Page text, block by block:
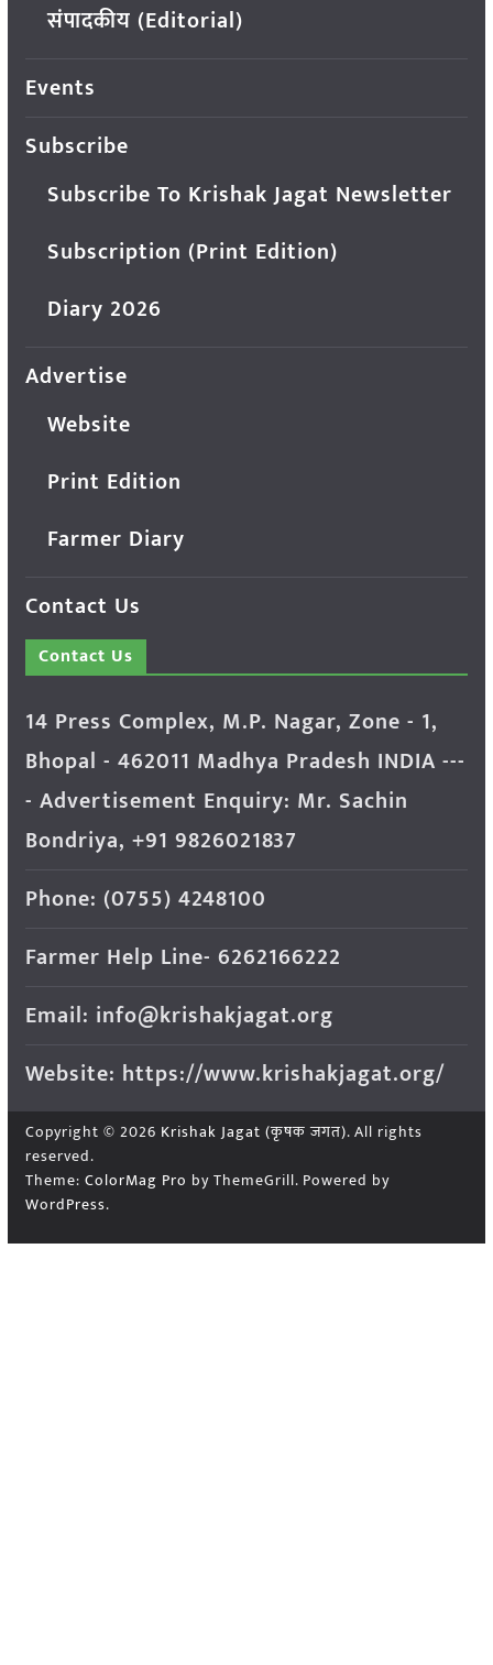
संपादकीय (Editorial)
Events
Subscribe
Subscribe To Krishak Jagat Newsletter
Subscription (Print Edition)
Diary 2026
Advertise
Website
Print Edition
Farmer Diary
Contact Us
Contact Us
14 Press Complex, M.P. Nagar, Zone - 1,
Bhopal - 462011 Madhya Pradesh INDIA ---
- Advertisement Enquiry: Mr. Sachin
Bondriya, +91 9826021837
Phone: (0755) 4248100
Farmer Help Line- 6262166222
Email: info@krishakjagat.org
Website: https://www.krishakjagat.org/
Copyright © 2026 Krishak Jagat (कृषक जगत). All rights
reserved.
Theme: ColorMag Pro by ThemeGrill. Powered by
WordPress.